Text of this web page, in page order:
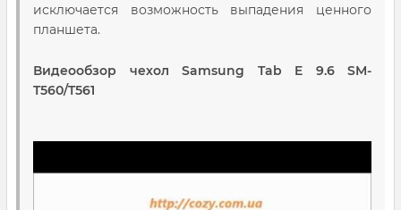
исключается возможность выпадения ценного
планшета.
Видеообзор чехол Samsung Tab E 9.6 SM-
T560/T561